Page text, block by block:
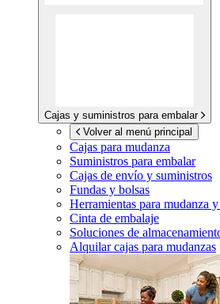
Cajas y suministros para embalar
Volver al menú principal
Cajas para mudanza
Suministros para embalar
Cajas de envío y suministros
Fundas y bolsas
Herramientas para mudanza
Cinta de embalaje
Soluciones de
Alquilar cajas para mudanzas